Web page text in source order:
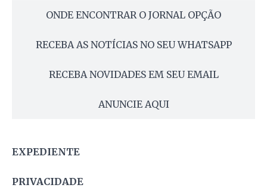
ONDE ENCONTRAR O JORNAL OPÇÃO
RECEBA AS NOTÍCIAS NO SEU WHATSAPP
RECEBA NOVIDADES EM SEU EMAIL
ANUNCIE AQUI
EXPEDIENTE
PRIVACIDADE